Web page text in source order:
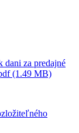
dani za predajné
(1.49 MB)